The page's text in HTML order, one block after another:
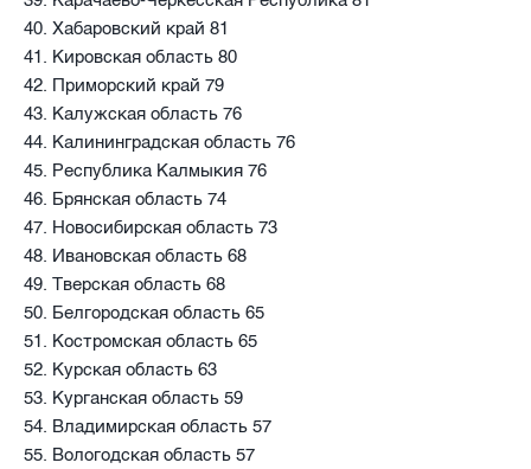
40. Хабаровский край 81
41. Кировская область 80
42. Приморский край 79
43. Калужская область 76
44. Калининградская область 76
45. Республика Калмыкия 76
46. Брянская область 74
47. Новосибирская область 73
48. Ивановская область 68
49. Тверская область 68
50. Белгородская область 65
51. Костромская область 65
52. Курская область 63
53. Курганская область 59
54. Владимирская область 57
55. Вологодская область 57